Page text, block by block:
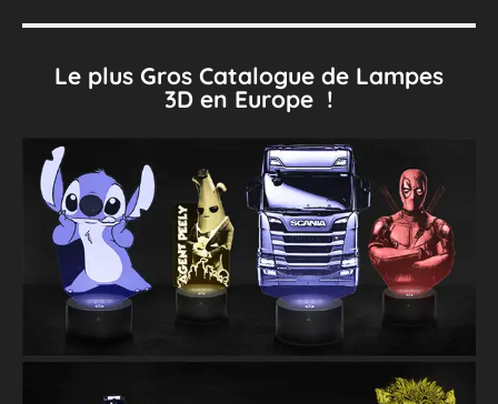
Le plus Gros Catalogue de Lampes
3D en Europe !